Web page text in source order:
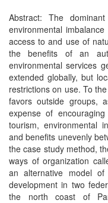
Abstract: The
environmental
access to and use of
the benefits of an
environmental services
extended globally, but
restrictions on use. To
favors outside groups,
expense of
tourism, environmental
and benefits unevenly
the case study method,
ways of organization
an alternative model
development in two
the north coast of